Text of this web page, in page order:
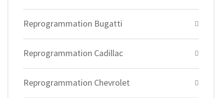
Reprogrammation Bugatti
Reprogrammation Cadillac
Reprogrammation Chevrolet